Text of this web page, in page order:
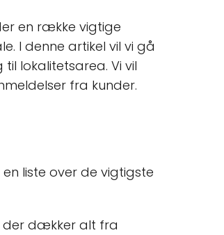
en række vigtige
I denne artikel vil vi gå
lokalitetsarea. Vi vil
fra kunder.
liste over de vigtigste
der dækker alt fra